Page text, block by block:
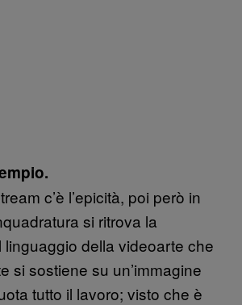
c’è l’epicità, poi però in
si ritrova la
linguaggio della videoarte che
si sostiene su un’immagine
tutto il lavoro; visto che è